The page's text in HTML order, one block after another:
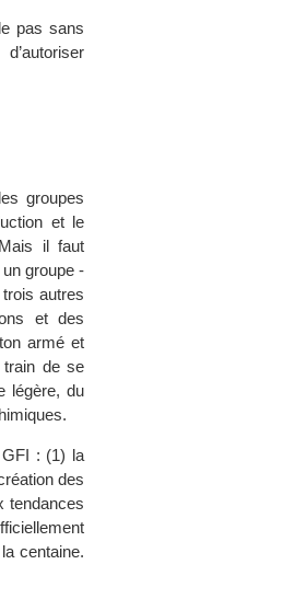
pas sans
groupes
et le
il faut
groupe -
autres
et des
armé et
train de se
légère, du
GFI : (1) la
des
tendances
centaine.